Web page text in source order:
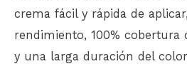
crema fácil y rápida de
rendimiento, 100% cobertura
y una larga duración del